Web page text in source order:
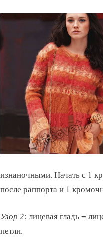
изнаночными. Начать с 1
после раппорта и 1
Узор 2: лицевая гладь =
петли.